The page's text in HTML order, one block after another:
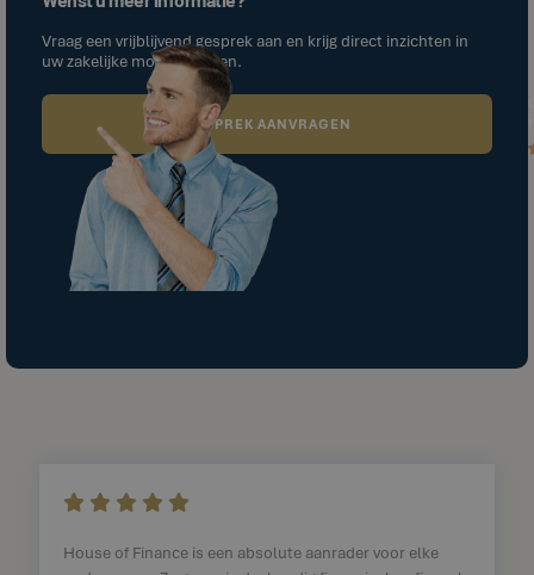
Vraag een vrijblijvend gesprek aan en krijg direct inzichten in
uw zakelijke mogelijkheden.
GESPREK AANVRAGEN
    
House of Finance is een absolute aanrader voor elke